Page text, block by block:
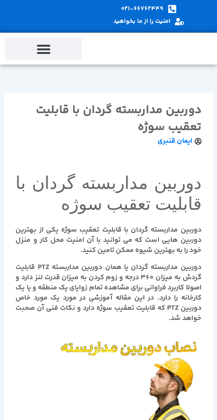
021-66762449
امنیت را از ما بخواهید
دوربین مداربسته گردان با قابلیت
تعقیب سوژه
ایمان قنبری
دوربین مداربسته گردان با
قابلیت تعقیب سوژه
دوربین مداربسته گردان با قابلیت تعقیب سوژه یکی از بهترین
دوربین هایی است که می توانید با آن امنیت محل کار و منزل
خود را به بهترین شیوه ممکن تامین کنید.
دوربین مداربسته گردان یا همان دوربین مداربسته PTZ قابلیت
گردش به میزان 360 درجه و زوم کردن به میزان قدرت لنز دارد و
اصولا کاربرد فراوانی برای مشاهده تمام زوایای یک منطقه و یا یک
کارخانه را دارد. در این مقاله آموزشی در مورد یک مورد خاص
دوربین PTZ که قابلیت تعقیب سوژه دارد و نکات فنی آن صحبت
خواهد شد.